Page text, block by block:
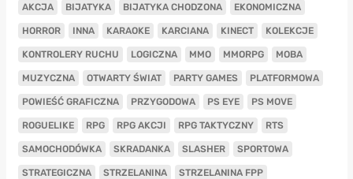
AKCJA BIJATYKA BIJATYKA CHODZONA EKONOMICZNA
HORROR INNA KARAOKE KARCIANA KINECT KOLEKCJE
KONTROLERY RUCHU LOGICZNA MMO MMORPG MOBA
MUZYCZNA OTWARTY ŚWIAT PARTY GAMES PLATFORMOWA
POWIEŚĆ GRAFICZNA PRZYGODOWA PS EYE PS MOVE
ROGUELIKE RPG RPG AKCJI RPG TAKTYCZNY RTS
SAMOCHODÓWKA SKRADANKA SLASHER SPORTOWA
STRATEGICZNA STRZELANINA STRZELANINA FPP